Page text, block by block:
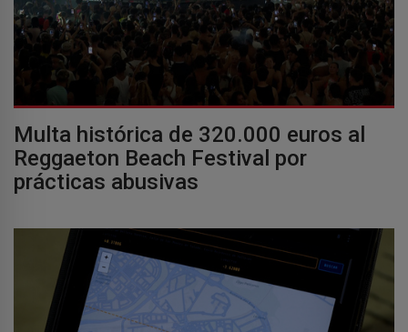
Multa histórica de 320.000 euros al
Reggaeton Beach Festival por
prácticas abusivas